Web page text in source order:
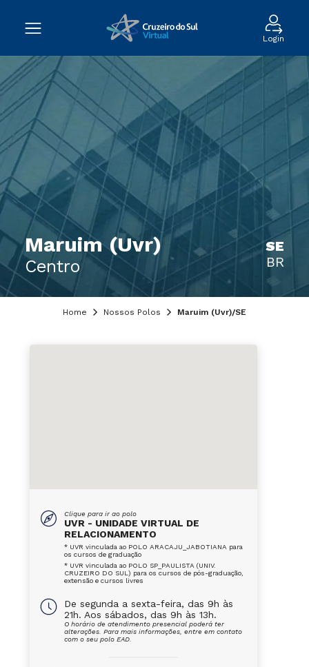
Login
Maruim (Uvr)
Centro
SE
BR
Home Nossos Polos Maruim (Uvr)/SE
Clique para ir ao polo
UVR - UNIDADE VIRTUAL DE
RELACIONAMENTO
* UVR vinculada ao POLO ARACAJU_JABOTIANA para
os cursos de graduação
* UVR vinculada ao POLO SP_PAULISTA (UNIV.
CRUZEIRO DO SUL) para os cursos de pós-graduação,
extensão e cursos livres
De segunda a sexta-feira, das 9h às
21h. Aos sábados, das 9h às 13h.
O horário de atendimento presencial poderá ter
alterações. Para mais informações, entre em contato
com o seu polo EAD.